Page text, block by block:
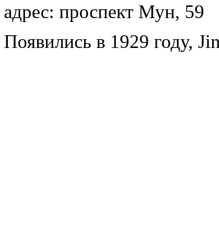
адрес: проспект Мун, 59
Появились в 1929 году,